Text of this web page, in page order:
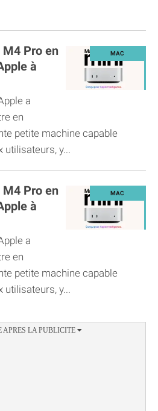
Pro en
à
a
en
petite machine capable
y...
Pro en
à
a
en
petite machine capable
y...